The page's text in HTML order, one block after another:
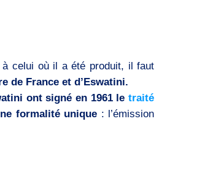
celui où il a été produit, il faut
de France et d’Eswatini.
ont signé en 1961 letraité
formalité unique : l’émission